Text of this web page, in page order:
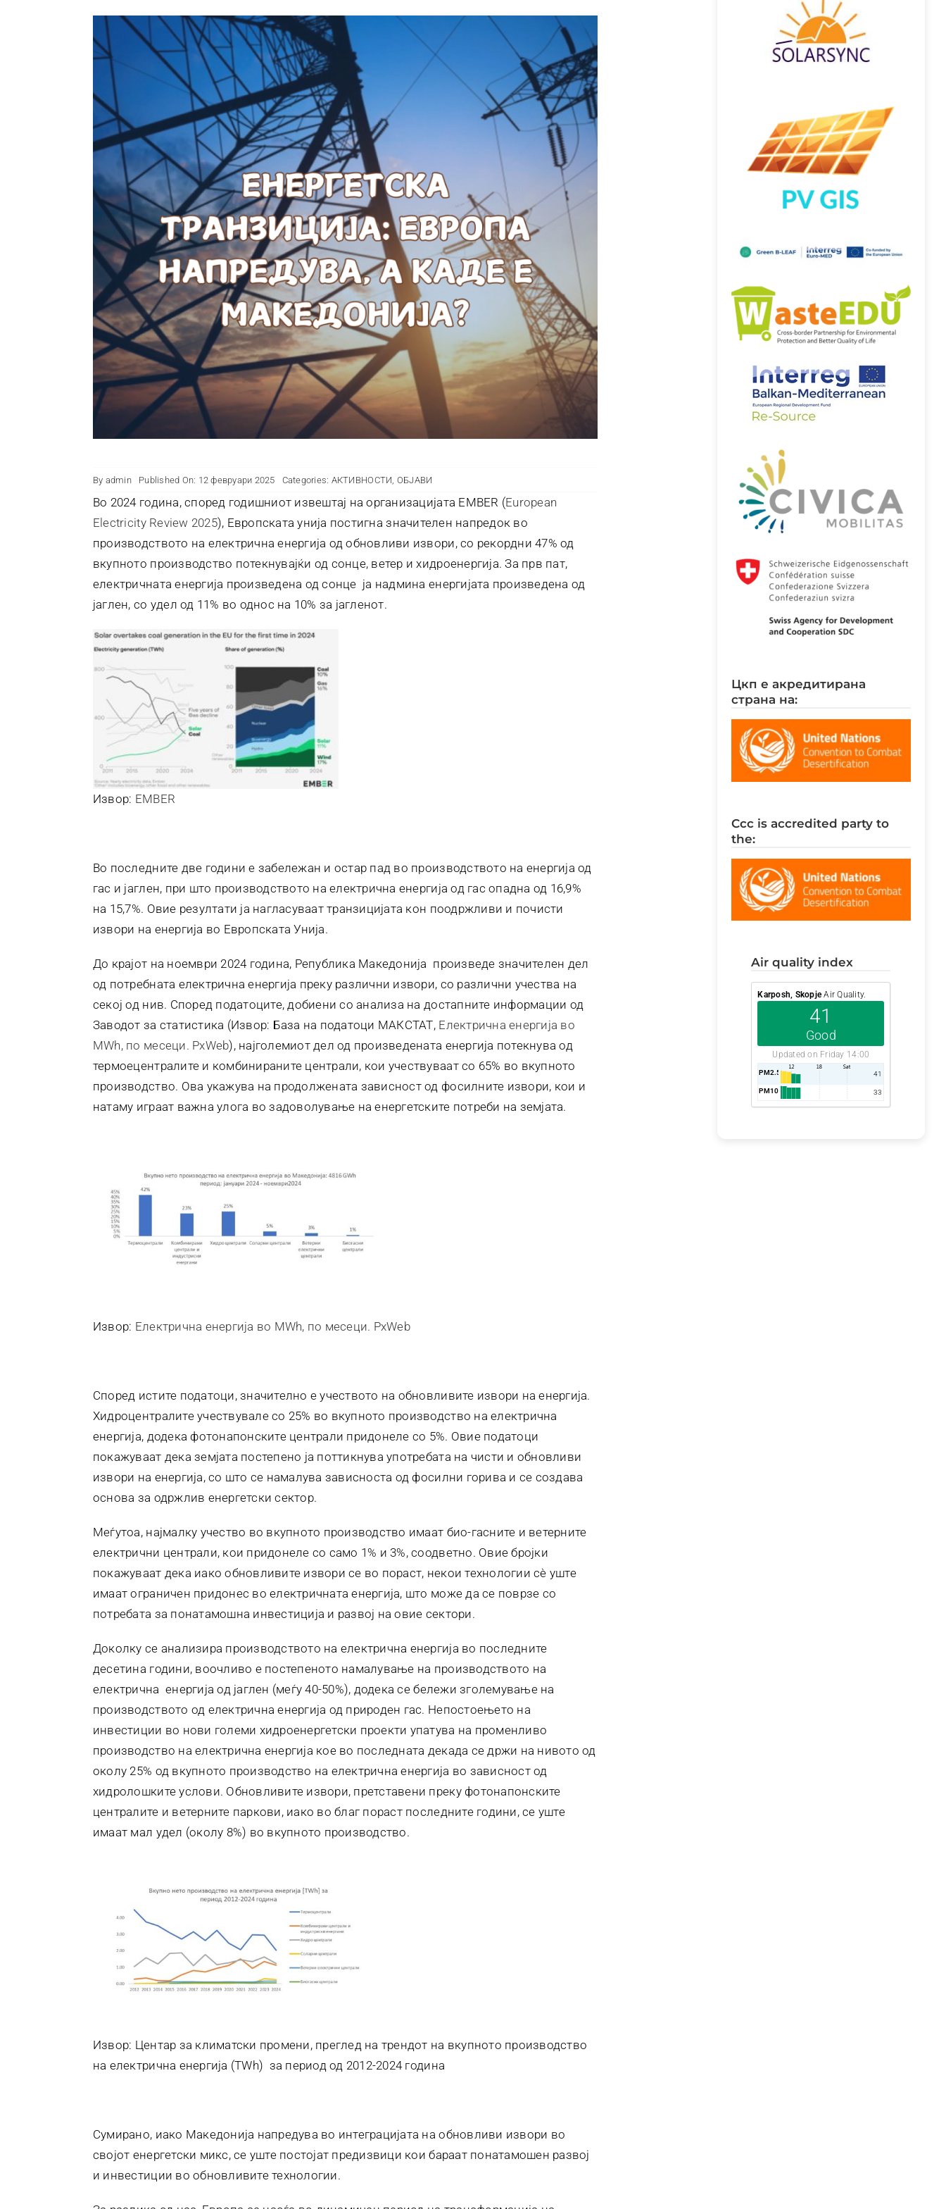
By admin Published On: 12 февруари 2025 Categories: АКТИВНОСТИ ОБЈАВИ
Во 2024 година, според годишниот извештај на организацијата EMBER (European
Electricity Review 2025), Европската унија постигна значителен напредок во
производството на електрична енергија од обновливи извори, со рекордни 47% од
вкупното производство потекнувајќи од сонце, ветер и хидроенергија. За прв пат,
електричната енергија произведена од сонце ја надмина енергијата произведена од
јаглен, со удел од 11% во однос на 10% за јагленот.
Извор: EMBER
Во последните две години е забележан и остар пад во производството на енергија од
гас и јаглен, при што производството на електрична енергија од гас опадна од 16,9%
на 15,7%. Овие резултати ја нагласуваат транзицијата кон поодржливи и почисти
извори на енергија во Европската Унија.
До крајот на ноември 2024 година, Република Македонија произведе значителен дел
од потребната електрична енергија преку различни извори, со различни учества на
секој од нив. Според податоците, добиени со анализа на достапните информации од
Заводот за статистика (Извор: База на податоци МАКСТАТ, Електрична енергија во
MWh, по месеци. PxWeb), најголемиот дел од произведената енергија потекнува од
термоецентралите и комбинираните централи, кои учествуваат со 65% во вкупното
производство. Ова укажува на продолжената зависност од фосилните извори, кои и
натаму играат важна улога во задоволување на енергетските потреби на земјата.
Извор: Електрична енергија во MWh, по месеци. PxWeb
Според истите податоци, значително e учеството на обновливите извори на енергија.
Хидроцентралите учествувале со 25% во вкупното производство на електрична
енергија, додека фотонапонските централи придонеле со 5%. Овие податоци
покажуваат дека земјата постепено ја поттикнува употребата на чисти и обновливи
извори на енергија, со што се намалува зависноста од фосилни горива и се создава
основа за одржлив енергетски сектор.
Меѓутоа, најмалку учество во вкупното производство имаат био-гасните и ветерните
електрични централи, кои придонеле со само 1% и 3%, соодветно. Овие бројки
покажуваат дека иако обновливите извори се во пораст, некои технологии сè уште
имаат ограничен придонес во електричната енергија, што може да се поврзе со
потребата за понатамошна инвестиција и развој на овие сектори.
Доколку се анализира производството на електрична енергија во последните
десетина години, воочливо е постепеното намалување на производството на
електрична енергија од јаглен (меѓу 40-50%), додека се бележи зголемување на
производството од електрична енергија од природен гас. Непостоењето на
инвестиции во нови големи хидроенергетски проекти упатува на променливо
производство на електрична енергија кое во последната декада се држи на нивото од
околу 25% од вкупното производство на електрична енергија во зависност од
хидролошките услови. Обновливите извори, претставени преку фотонапонските
централите и ветерните паркови, иако во благ пораст последните години, се уште
имаат мал удел (околу 8%) во вкупното производство.
Извор: Центар за климатски промени, преглед на трендот на вкупното производство
на електрична енергија (TWh) за период од 2012-2024 година
Сумирано, иако Македонија напредува во интеграцијата на обновливи извори во
својот енергетски микс, се уште постојат предизвици кои бараат понатамошен развој
и инвестиции во обновливите технологии.
цкп е акредитирана
страна на:
ccc is accredited party to
the:
air quality index
Karposh, SkopjeAir Quality.
41
Good
Updated on Friday 14:00
PM2.5AQI 41
PM10 33